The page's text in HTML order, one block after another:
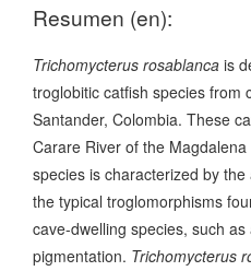
Resumen (en):
Trichomycterus rosablanca is
troglobitic catfish species from
Santander, Colombia. These
Carare River of the
species is characterized by
the typical troglomorphisms
cave-dwelling species, such
pigmentation. Trichomycterus